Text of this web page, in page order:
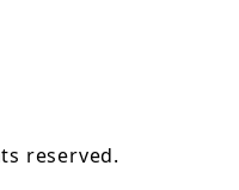
reserved.